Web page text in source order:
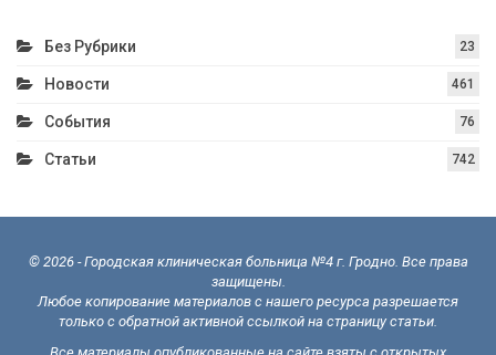
Без Рубрики 23
Новости 461
События 76
Статьи 742
© 2026 - Городская клиническая больница №4 г. Гродно. Все права
защищены.
Любое копирование материалов с нашего ресурса разрешается
только с обратной активной ссылкой на страницу статьи.